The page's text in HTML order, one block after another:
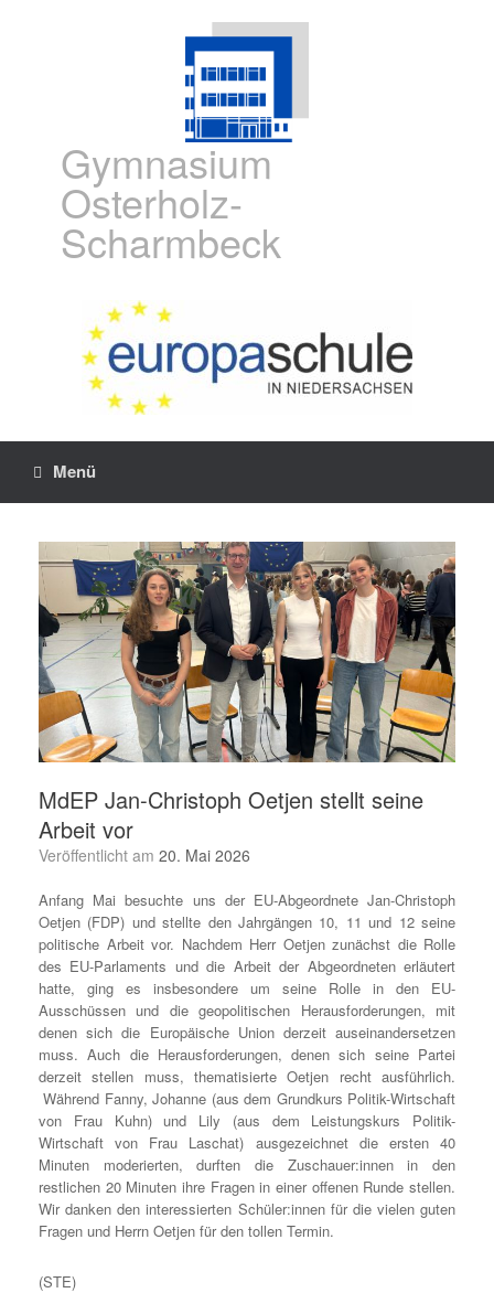
Gymnasium
Osterholz-
Scharmbeck
Menü
MdEP Jan-Christoph Oetjen stellt seine
Arbeit vor
Veröffentlicht am 20. Mai 2026
Anfang Mai besuchte uns der EU-Abgeordnete Jan-Christoph
Oetjen (FDP) und stellte den Jahrgängen 10, 11 und 12 seine
politische Arbeit vor. Nachdem Herr Oetjen zunächst die Rolle
des EU-Parlaments und die Arbeit der Abgeordneten erläutert
hatte, ging es insbesondere um seine Rolle in den EU-
Ausschüssen und die geopolitischen Herausforderungen, mit
denen sich die Europäische Union derzeit auseinandersetzen
muss. Auch die Herausforderungen, denen sich seine Partei
derzeit stellen muss, thematisierte Oetjen recht ausführlich.
Während Fanny, Johanne (aus dem Grundkurs Politik-Wirtschaft
von Frau Kuhn) und Lily (aus dem Leistungskurs Politik-
Wirtschaft von Frau Laschat) ausgezeichnet die ersten 40
Minuten moderierten, durften die Zuschauer:innen in den
restlichen 20 Minuten ihre Fragen in einer offenen Runde stellen.
Wir danken den interessierten Schüler:innen für die vielen guten
Fragen und Herrn Oetjen für den tollen Termin.
(STE)